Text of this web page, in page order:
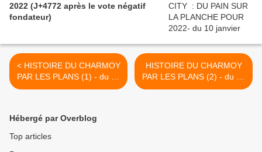
2022 (J+4772 après le vote négatif
fondateur)
< HISTOIRE DU CHARMOY
PAR LES PLANS (1) - du 31
MARS 2016 (J+2661 après
HISTOIRE DU CHARMOY
PAR LES PLANS (2) - du 04
AVRIL 2016 (J+2665 après
Hébergé par Overblog
Top articles